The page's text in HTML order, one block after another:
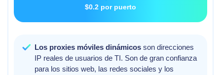
$0.2 por puerto
Los proxies móviles dinámicos son direcciones
IP reales de usuarios de TI. Son de gran confianza
para los sitios web, las redes sociales y los